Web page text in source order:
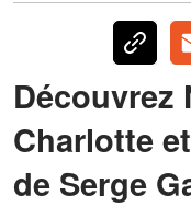
Découvrez
Charlotte
de Serge